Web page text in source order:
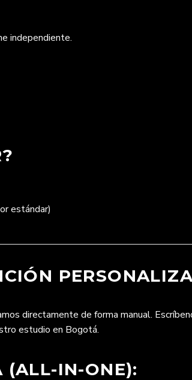
independiente.
estándar)
directamente de forma manual.
estudio en Bogotá.
(ALL-IN-ONE):